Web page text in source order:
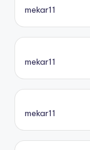
mekar11
mekar11
mekar11